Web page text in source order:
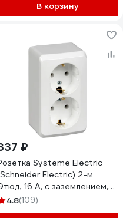
В корзину
₽
Systeme Electric
Electric) 2-м
16 А, с заземлением,
PA16-007B
4.8(109)